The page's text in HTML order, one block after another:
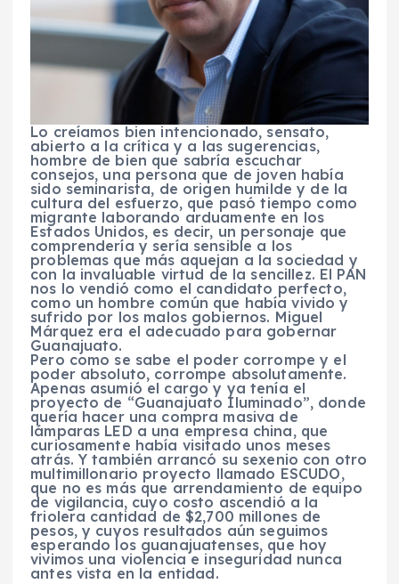
Lo creíamos bien intencionado, sensato,
abierto a la crítica y a las sugerencias,
hombre de bien que sabría escuchar
consejos, una persona que de joven había
sido seminarista, de origen humilde y de la
cultura del esfuerzo, que pasó tiempo como
migrante laborando arduamente en los
Estados Unidos, es decir, un personaje que
comprendería y sería sensible a los
problemas que más aquejan a la sociedad y
con la invaluable virtud de la sencillez. El PAN
nos lo vendió como el candidato perfecto,
como un hombre común que había vivido y
sufrido por los malos gobiernos. Miguel
Márquez era el adecuado para gobernar
Guanajuato.
Pero como se sabe el poder corrompe y el
poder absoluto, corrompe absolutamente.
Apenas asumió el cargo y ya tenía el
proyecto de “Guanajuato Iluminado”, donde
quería hacer una compra masiva de
lámparas LED a una empresa china, que
curiosamente había visitado unos meses
atrás. Y también arrancó su sexenio con otro
multimillonario proyecto llamado ESCUDO,
que no es más que arrendamiento de equipo
de vigilancia, cuyo costo ascendió a la
friolera cantidad de $2,700 millones de
pesos, y cuyos resultados aún seguimos
esperando los guanajuatenses, que hoy
vivimos una violencia e inseguridad nunca
antes vista en la entidad.